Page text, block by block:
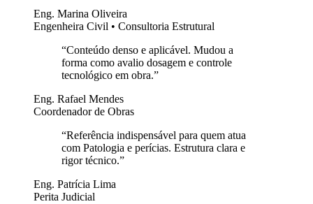
Eng. Marina Oliveira
Engenheira Civil • Consultoria Estrutural
“Conteúdo denso e aplicável. Mudou a
forma como avalio dosagem e controle
tecnológico em obra.”
Eng. Rafael Mendes
Coordenador de Obras
“Referência indispensável para quem atua
com Patologia e perícias. Estrutura clara e
rigor técnico.”
Eng. Patrícia Lima
Perita Judicial